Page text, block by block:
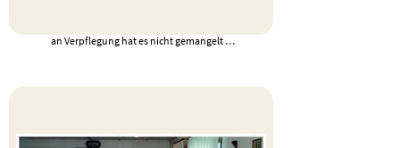
an Verpflegung hat es nicht gemangelt …